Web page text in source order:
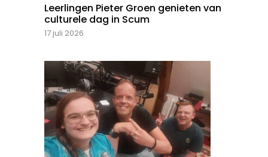
Leerlingen Pieter Groen genieten van
culturele dag in Scum
17 juli 2026